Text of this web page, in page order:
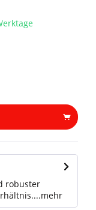
robuster
mehr